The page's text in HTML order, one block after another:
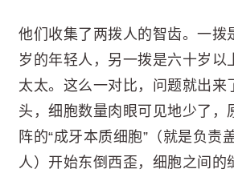
他们收集了两拨人的智齿。一拨
岁的年轻人，另一拨是六十岁以
太太。这么一对比，问题就出来
头，细胞数量肉眼可见地少了，
阵的“成牙本质细胞”（就是负责
人）开始东倒西歪，细胞之间的